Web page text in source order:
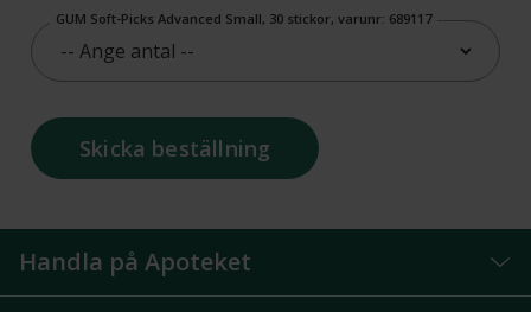
GUM Soft-Picks Advanced Small, 30 stickor, varunr: 689117
Skicka beställning
Handla på Apoteket